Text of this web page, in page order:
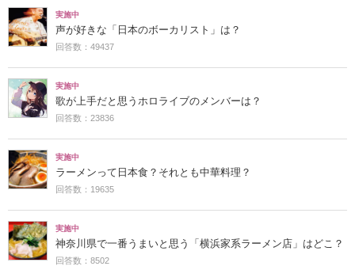
実施中
声が好きな「日本のボーカリスト」は？
回答数：49437
実施中
歌が上手だと思うホロライブのメンバーは？
回答数：23836
実施中
ラーメンって日本食？それとも中華料理？
回答数：19635
実施中
神奈川県で一番うまいと思う「横浜家系ラーメン店」はどこ？
回答数：8502